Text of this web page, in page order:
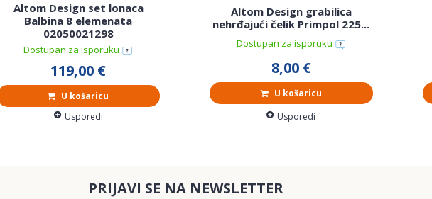
Altom Design set lonaca
Balbina 8 elemenata
02050021298
Dostupan za isporuku
119,00 €
U košaricu
Usporedi
Altom Design grabilica
nehrđajući čelik Primpol 225...
Dostupan za isporuku
8,00 €
U košaricu
Usporedi
PRIJAVI SE NA NEWSLETTER